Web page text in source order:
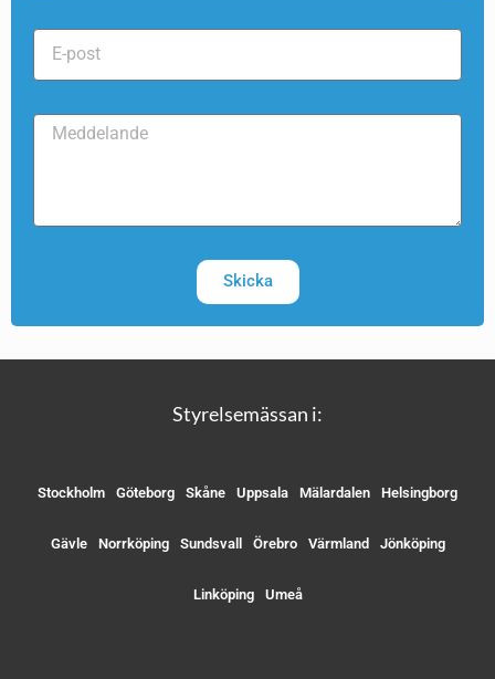
Skicka
Styrelsemässan i:
Stockholm Göteborg Skåne Uppsala Mälardalen Helsingborg
Gävle Norrköping Sundsvall Örebro Värmland Jönköping
Linköping Umeå